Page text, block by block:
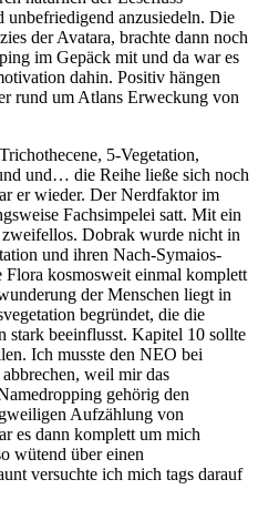
anzusiedeln. Die
der Avatara, brachte dann noch
im Gepäck mit und da war es
dahin. Positiv hängen
rund um Atlans Erweckung von
5-Vegetation,
und… die Reihe ließe sich noch
er wieder. Der Nerdfaktor im
Fachsimpelei satt. Mit ein
zweifellos. Dobrak wurde nicht in
und ihren Nach-Symaios-
kosmosweit einmal komplett
der Menschen liegt in
begründet, die die
stark beeinflusst. Kapitel 10 sollte
Ich musste den NEO bei
weil mir das
gehörig den
Aufzählung von
es dann komplett um mich
wütend über einen
versuchte ich mich tags darauf